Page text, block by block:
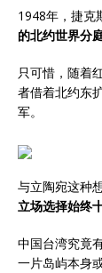
1948年，捷克
的北约世界分
只可惜，随着
者借着北约东
军。
与立陶宛这种
立场选择始终
中国台湾究竟
一片岛屿本身